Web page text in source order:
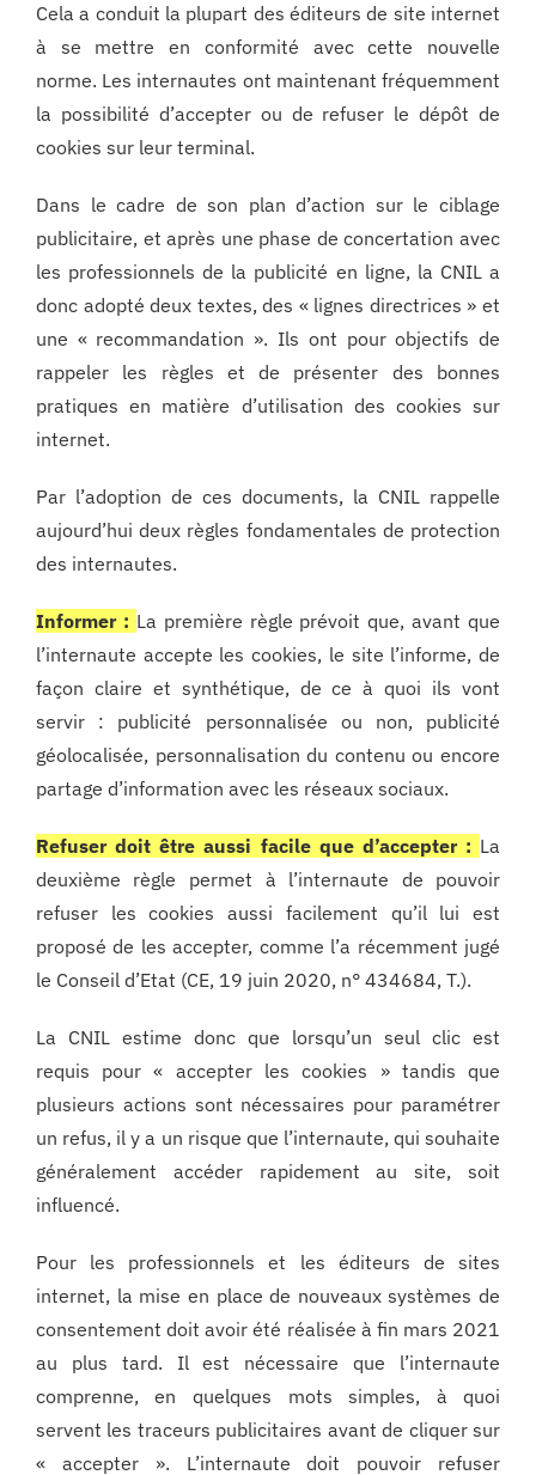
Cela a conduit la plupart des éditeurs de site internet
à se mettre en conformité avec cette nouvelle
norme. Les internautes ont maintenant fréquemment
la possibilité d’accepter ou de refuser le dépôt de
cookies sur leur terminal.
Dans le cadre de son plan d’action sur le ciblage
publicitaire, et après une phase de concertation avec
les professionnels de la publicité en ligne, la CNIL a
donc adopté deux textes, des « lignes directrices » et
une « recommandation ». Ils ont pour objectifs de
rappeler les règles et de présenter des bonnes
pratiques en matière d’utilisation des cookies sur
internet.
Par l’adoption de ces documents, la CNIL rappelle
aujourd’hui deux règles fondamentales de protection
des internautes.
Informer : La première règle prévoit que, avant que
l’internaute accepte les cookies, le site l’informe, de
façon claire et synthétique, de ce à quoi ils vont
servir : publicité personnalisée ou non, publicité
géolocalisée, personnalisation du contenu ou encore
partage d’information avec les réseaux sociaux.
Refuser doit être aussi facile que d’accepter : La
deuxième règle permet à l’internaute de pouvoir
refuser les cookies aussi facilement qu’il lui est
proposé de les accepter, comme l’a récemment jugé
le Conseil d’Etat (CE, 19 juin 2020, n° 434684, T.).
La CNIL estime donc que lorsqu’un seul clic est
requis pour « accepter les cookies » tandis que
plusieurs actions sont nécessaires pour paramétrer
un refus, il y a un risque que l’internaute, qui souhaite
généralement accéder rapidement au site, soit
influencé.
Pour les professionnels et les éditeurs de sites
internet, la mise en place de nouveaux systèmes de
consentement doit avoir été réalisée à fin mars 2021
au plus tard. Il est nécessaire que l’internaute
comprenne, en quelques mots simples, à quoi
servent les traceurs publicitaires avant de cliquer sur
« accepter ». L’internaute doit pouvoir refuser